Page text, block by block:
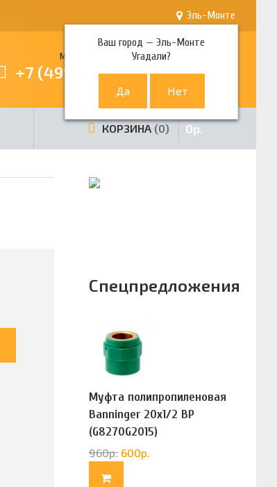
Эль-Монте
Ваш город —Эль-Монте
Угадали?
Многоканальный телефон
+7 (499) 380-80-80
КОРЗИНА 0 0р.
Спецпредложения
Муфта полипропиленовая
Banninger 20х1/2 ВР
(G8270G2015)
960р. 600р.